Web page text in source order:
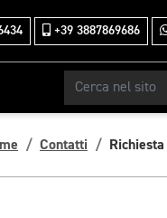
+39 3887869686
Contatti